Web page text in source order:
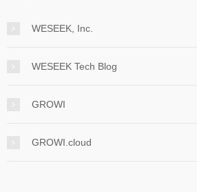
WESEEK, Inc.
WESEEK Tech Blog
GROWI
GROWI.cloud